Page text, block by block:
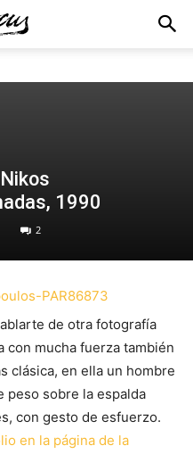
1990
2
de otra fotografía
con mucha fuerza también
clásica, en ella un hombre
peso sobre la espalda
con gesto de esfuerzo.
en la página de la